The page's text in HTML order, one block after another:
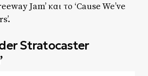
Jam’ και το ‘Cause We’ve
Stratocaster